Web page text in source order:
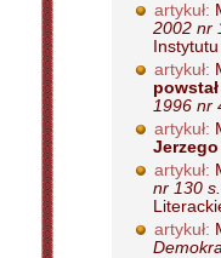
artykuł:
2002 nr
artykuł:
1996 nr
artykuł:
artykuł:
nr 130
artykuł: